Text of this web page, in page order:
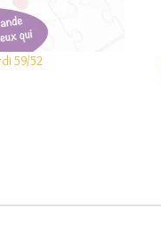
59/52